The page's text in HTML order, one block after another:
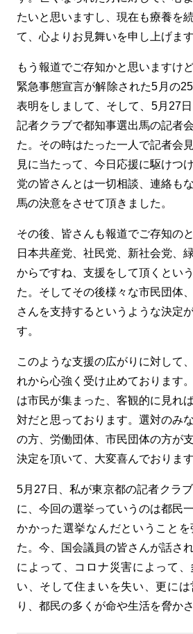
たいと思いますし、現在も療養を
て、心よりお見舞いを申し上げます
もう報道でご存知かと思いますけ
緊急事態宣言が解除された5月の
表明をしまして、そして、5月27
記者クラブで都知事選出馬の記者
た。その時はたった一人で記者会
見に当たって、今日応援に駆けつ
党の皆さんとは一切相談、連絡も
馬の決意をさせて頂きました。
その後、皆さんも報道でご存知の
日本共産党、社民党、新社会党、
からですね、支援をして頂くとい
た。そしてその後様々な市民団体
さんを支持するというような決定
す。
このような支援の広がりに対して
れから心強く受け止めております
は市民が集まった、客観的に見れ
対だと思っております。選対のみ
の方、労働団体、市民団体の方が
決定を頂いて、大変喜んでおります
5月27日、私が東京都の記者クラ
に、今回の選挙っていうのは都民
かかった選挙なんだということ
た。今、国会議員の皆さんが話さ
によって、コロナ災害によって
い、そして住まいを失い、更に
り、都民の多くが命や生活を脅か